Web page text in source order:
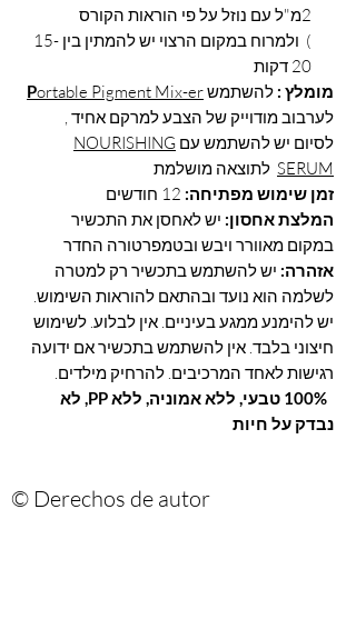
2מ"ל עם נוזל על פי הוראות הקורס
) ולמרוח במקום הרצוי יש להמתין בין 15-
20 דקות
מומלץ : להשתמש Portable Pigment Mix-er
לערבוב מודוייק של הצבע למרקם אחיד ,
לסיום יש להשתמש עם NOURISHING
SERUM לתוצאה מושלמת
זמן שימוש מפתיחה: 12 חודשים
המלצת אחסון: יש לאחסן את התכשיר
במקום מאוורר ויבש ובטמפרטורה החדר
אזהרה: יש להשתמש בתכשיר רק למטרה
לשלמה הוא נועד ובהתאם להוראות השימוש.
יש להימנע ממגע בעיניים. אין לבלוע. לשימוש
חיצוני בלבד. אין להשתמש בתכשיר אם ידועה
רגישות לאחד המרכיבים. להרחיק מילדים.
100% טבעי, ללא אמוניה, ללא PP, לא
נבדק על חיות
© Derechos de autor